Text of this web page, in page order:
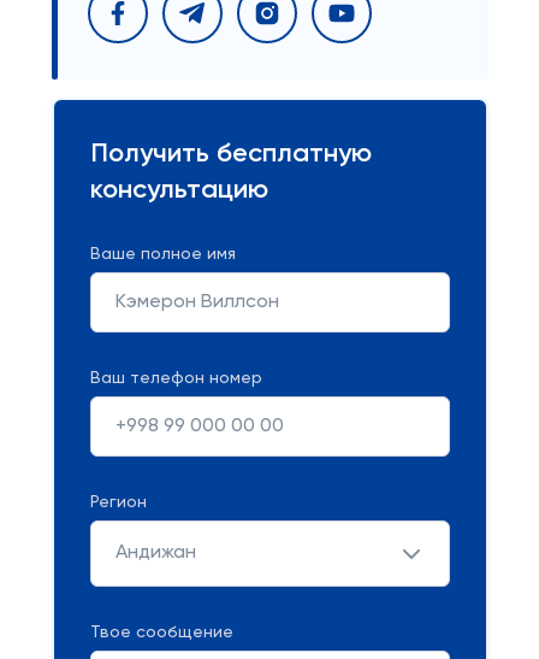
Получить бесплатную
консультацию
Ваше полное имя
Ваш телефон номер
Регион
Андижан
Твое сообщение